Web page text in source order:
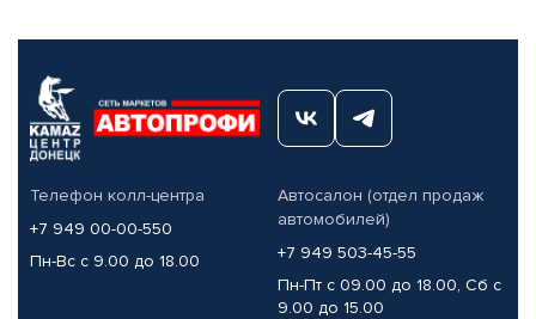
Телефон колл-центра
+7 949 00-00-550
Пн-Вс с 9.00 до 18.00
Автосалон (отдел продаж
автомобилей)
+7 949 503-45-55
Пн-Пт с 09.00 до 18.00, Сб с
9.00 до 15.00